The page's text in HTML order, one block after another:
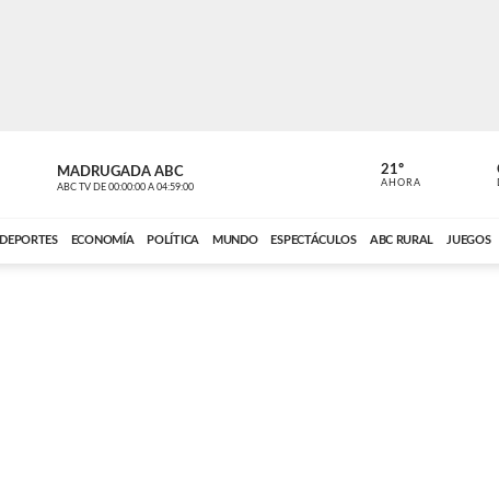
MADRUGADA ABC
ABC TV DE 00:00:00 A 04:59:00 ABC CARDINAL
21º
AHORA
DEPORTES ECONOMÍA POLÍTICA MUNDO ESPECTÁCULOS ABC RURAL JUEGOS